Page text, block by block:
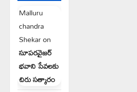
Malluru
chandra
Shekaron
సూపరవైజర్
భవాని సేవలకు
చిరు సత్కారం